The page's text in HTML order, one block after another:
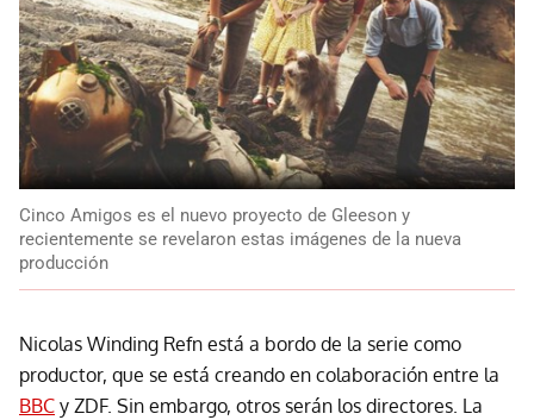
Cinco Amigos es el nuevo proyecto de Gleeson y
recientemente se revelaron estas imágenes de la nueva
producción
Nicolas Winding Refn está a bordo de la serie como
productor, que se está creando en colaboración entre la
BBC y ZDF. Sin embargo, otros serán los directores. La